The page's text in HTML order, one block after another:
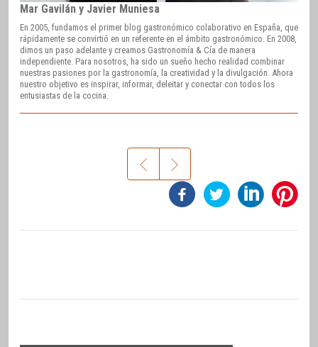
Mar Gavilán y Javier Muniesa
En 2005, fundamos el primer blog gastronómico colaborativo en España, que
rápidamente se convirtió en un referente en el ámbito gastronómico. En 2008,
dimos un paso adelante y creamos Gastronomía & Cía de manera
independiente. Para nosotros, ha sido un sueño hecho realidad combinar
nuestras pasiones por la gastronomía, la creatividad y la divulgación. Ahora
nuestro objetivo es inspirar, informar, deleitar y conectar con todos los
entusiastas de la cocina.